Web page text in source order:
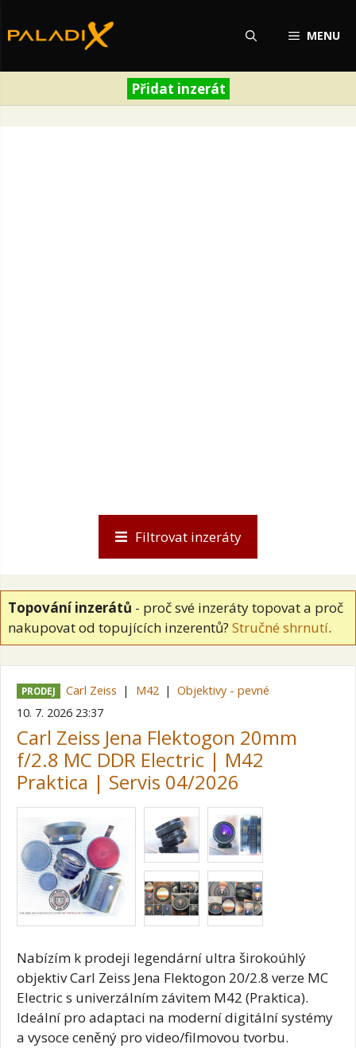
na
MENU
Přidat inzerát
Topování inzerátů - proč své inzeráty topovat a proč
nakupovat od topujících inzerentů? Stručné shrnutí.
PRODEJ Carl Zeiss M42
Objektivy - pevné
10. 7. 2026 23:37
Carl Zeiss Jena Flektogon 20mm
f/2.8 MC DDR Electric | M42
Praktica | Servis 04/2026
Nabízím k prodeji legendární ultra širokoúhlý
objektiv Carl Zeiss Jena Flektogon 20/2.8 verze MC
Electric s univerzálním závitem M42 (Praktica).
Ideální pro adaptaci na moderní digitální systémy
a vysoce ceněný pro video/filmovou tvorbu.
Filtrovat inzeráty